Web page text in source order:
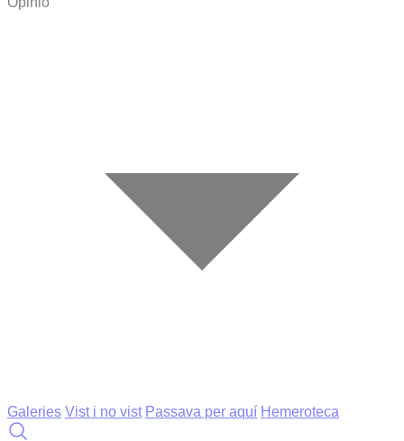
Galeries Vist i no vist Passava per aquí Hemeroteca